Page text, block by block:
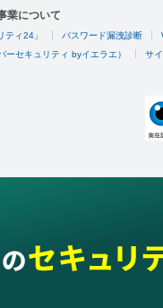
業について
ィ24」 パスワード漏洩診断
セキュリティ byイエラエ） サ